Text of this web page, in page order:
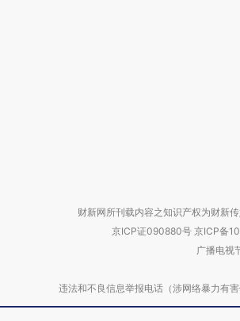
财新网所刊载内容之知识产权为财新
京ICP证090880号 京ICP备
广播电视
违法和不良信息举报电话（涉网络暴力